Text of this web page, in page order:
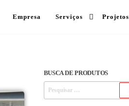
Empresa Serviços Projetos
BUSCA DE PRODUTOS